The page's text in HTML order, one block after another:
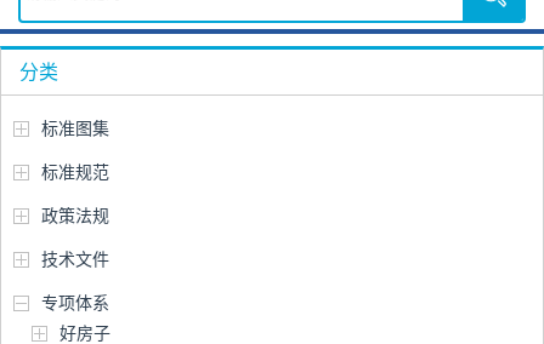
分类
标准图集
标准规范
政策法规
技术文件
专项体系
好房子